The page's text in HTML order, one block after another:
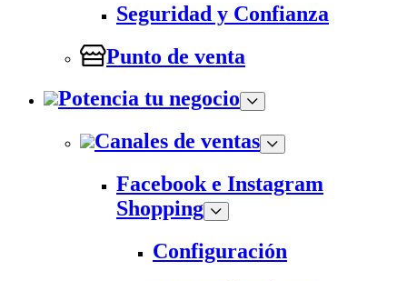
Seguridad y Confianza
Punto de venta
Potencia tu negocio
Canales de ventas
Facebook e Instagram
Shopping
Configuración